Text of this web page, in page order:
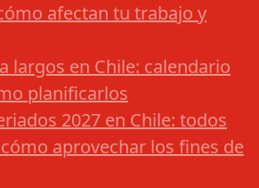
afectan tu trabajo y
largos en Chile: calendario
planificarlos
2027 en Chile: todos
aprovechar los fines de